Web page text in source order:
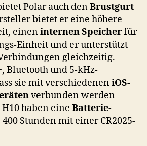
Polar auch denBrustgurt
bietet er eine höhere
eineninternen Speicherfür
Einheit und er unterstützt
gleichzeitig.
Bluetooth und 5-kHz-
sie mit verschiedeneniOS-
verbunden werden
haben eine Batterie-
400 Stunden mit einer CR2025-